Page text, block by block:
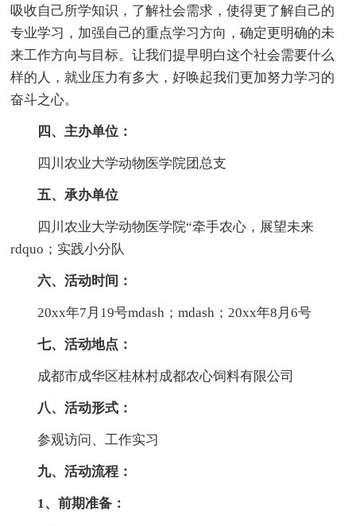
吸收自己所学知识，了解社会需求，使得更了解自己的
专业学习，加强自己的重点学习方向，确定更明确的未
来工作方向与目标。让我们提早明白这个社会需要什么
样的人，就业压力有多大，好唤起我们更加努力学习的
奋斗之心。
四、主办单位：
四川农业大学动物医学院团总支
五、承办单位
四川农业大学动物医学院“牵手农心，展望未来
rdquo；实践小分队
六、活动时间：
20xx年7月19号mdash；mdash；20xx年8月6号
七、活动地点：
成都市成华区桂林村成都农心饲料有限公司
八、活动形式：
参观访问、工作实习
九、活动流程：
1、前期准备：